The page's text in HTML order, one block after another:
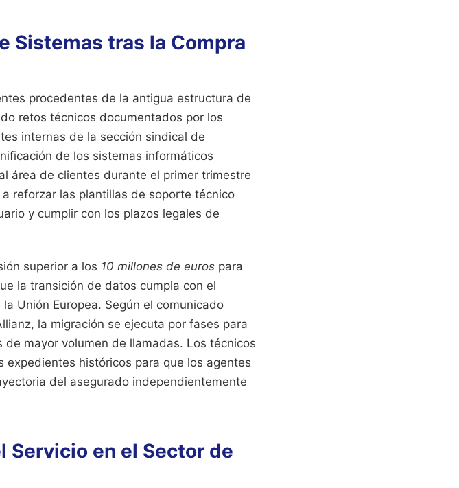
Sistemas tras la Compra
procedentes de la antigua estructura de
retos técnicos documentados por los
internas de la sección sindical de
de los sistemas informáticos
área de clientes durante el primer trimestre
reforzar las plantillas de soporte técnico
y cumplir con los plazos legales de
superior a los 10 millones de euros para
la transición de datos cumpla con el
Unión Europea. Según el comunicado
la migración se ejecuta por fases para
mayor volumen de llamadas. Los técnicos
históricos para que los agentes
del asegurado independientemente
Servicio en el Sector de